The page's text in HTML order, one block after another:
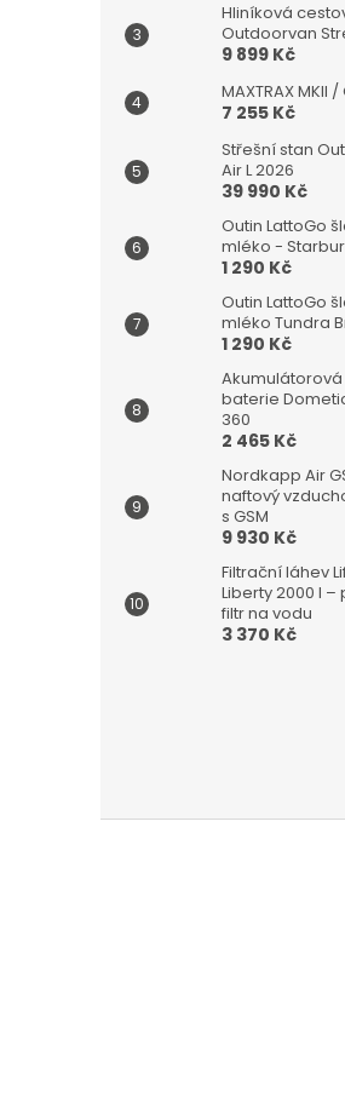
Hliníková
Outdoorvan
9 899 Kč
MAXTRAX MKII
7 255 Kč
Střešní stan
Air L 2026
39 990 Kč
Outin LattoGo
mléko -
1 290 Kč
Outin LattoGo
mléko Tundra
1 290 Kč
baterie
360
2 465 Kč
Nordkapp Air
naftový
s GSM
9 930 Kč
Filtrační láhev
Liberty 2000 l
filtr na vodu
3 370 Kč